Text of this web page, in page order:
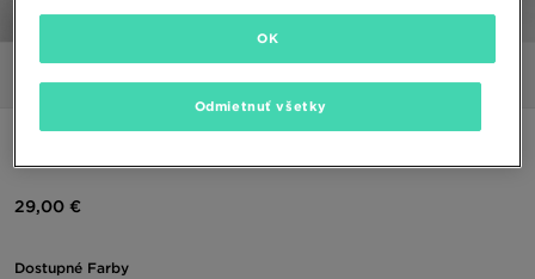
29,00 €
Dostupné Farby
Odmietnuť všetky
OK